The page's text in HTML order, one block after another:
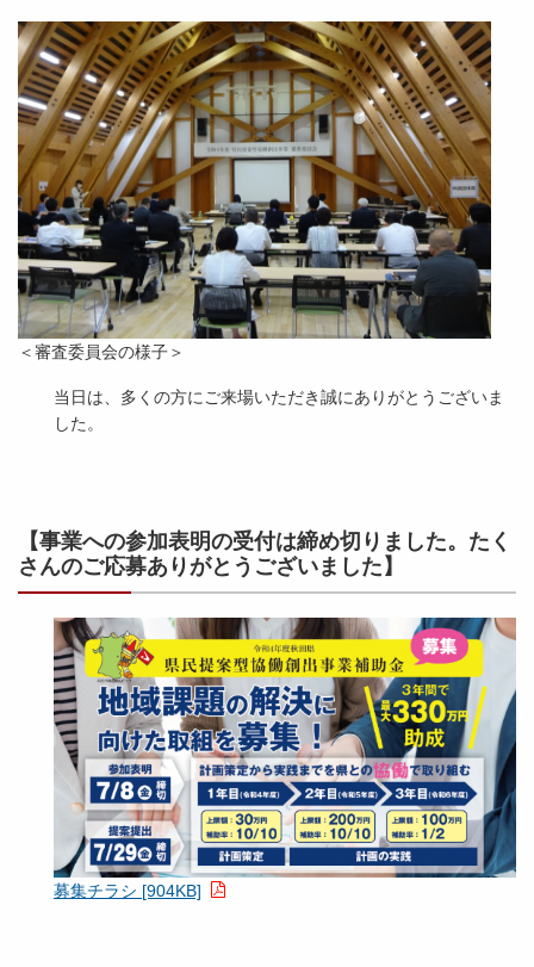
＜審査委員会の様子＞
当日は、多くの方にご来場いただき誠にありがとうございま
した。
【事業への参加表明の受付は締め切りました。たく
さんのご応募ありがとうございました】
募集チラシ [904KB]